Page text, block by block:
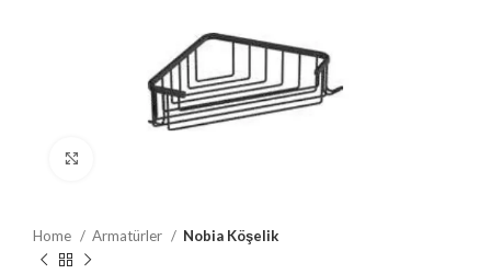
Home Armatürler Nobia Köşelik